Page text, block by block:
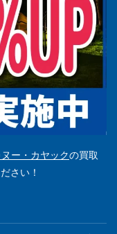
ヌー・カヤックの買取
さい！